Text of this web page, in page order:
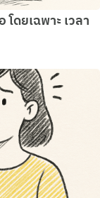
ดยเฉพาะ เวลา